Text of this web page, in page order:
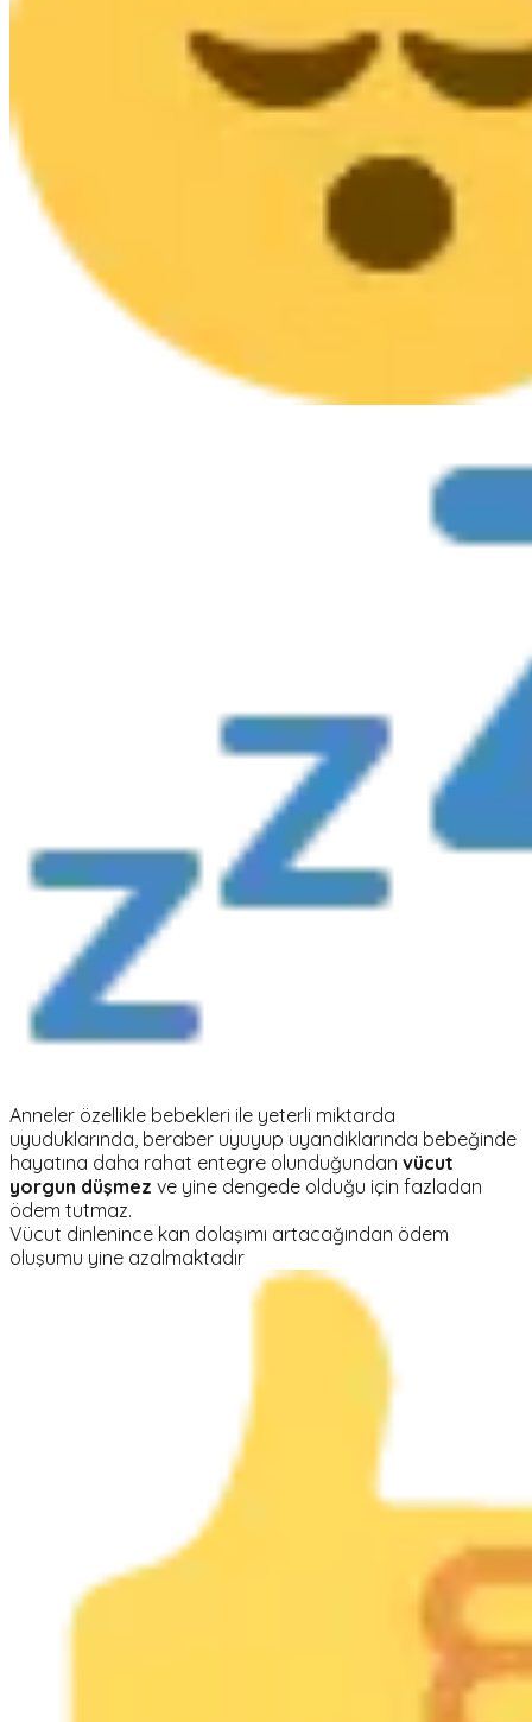
Anneler özellikle bebekleri ile yeterli miktarda
uyuduklarında, beraber uyuyup uyandıklarında bebeğinde
hayatına daha rahat entegre olunduğundan vücut
yorgun düşmez ve yine dengede olduğu için fazladan
ödem tutmaz.
Vücut dinlenince kan dolaşımı artacağından ödem
oluşumu yine azalmaktadır